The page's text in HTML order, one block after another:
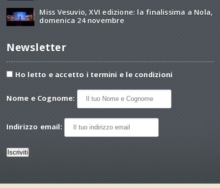
Miss Vesuvio, XVI edizione: la finalissima a Nola,
domenica 24 novembre
Newsletter
Ho letto e accetto i termini e le condizioni
Nome e Cognome:
Indirizzo email: